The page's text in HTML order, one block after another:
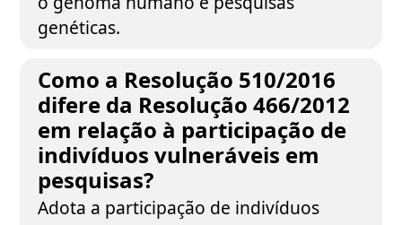
genéticas.
Como a Resolução 510/2016
difere da Resolução 466/2012
em relação à participação de
indivíduos vulneráveis em
pesquisas?
Adota a participação de indivíduos